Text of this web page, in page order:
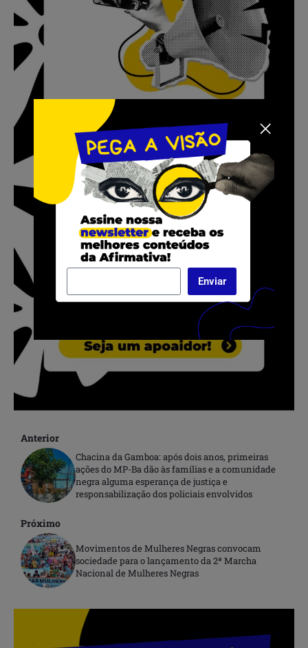
Anterior
Chacina da Gamboa: após dois anos, primeiras
ações do MP-Ba dão às famílias e a comunidade
negra alguma esperança de justiça e
responsabilização dos policiais envolvidos
Próximo
Movimentos de Mulheres Negras convocam
sociedade para o lançamento da 2ª Marcha
Nacional de Mulheres Negras
Enviar